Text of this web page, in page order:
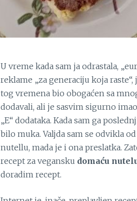
U vreme kada sam ja odrastala,
reklame „za generaciju koja
tog vremena bio obogaćen sa
dodavali, ali je sasvim sigurno
„E“ dodataka. Kada sam ga
bilo muka. Valjda sam se odvikla
nutellu, mada je i ona preslatka.
recept za vegansku domaću
doradim recept.